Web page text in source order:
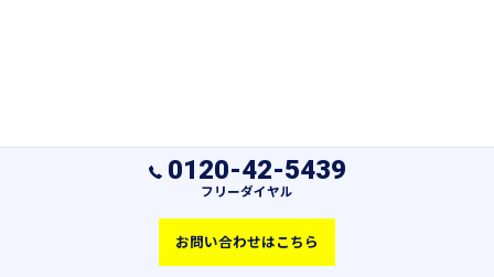
0120-42-5439
フリーダイヤル
お問い合わせはこちら